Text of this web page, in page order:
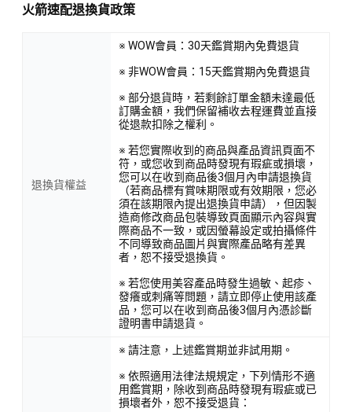
火箭速配退換貨政策
退換貨權益
※ WOW會員：30天鑑賞期內免費退貨
※ 非WOW會員：15天鑑賞期內免費退貨
※ 部分退貨時，若剩餘訂單金額未達最低
訂購金額，我們保留補收去程運費並直接
從退款扣除之權利。
※ 若您實際收到的商品與產品資訊頁面不
符，或您收到商品時發現有瑕疵或損壞，
您可以在收到商品後3個月內申請退換貨
（若商品標有賞味期限或有效期限，您必
須在該期限內提出退換貨申請），但因製
造商修改商品包裝導致頁面顯示內容與實
際商品不一致，或因螢幕設定或拍攝條件
不同導致商品圖片與實際產品略有差異
者，恕不接受退換貨。
※ 若您使用美容產品時發生過敏、起疹、
發癢或刺痛等問題，請立即停止使用該產
品，您可以在收到商品後3個月內憑診斷
證明書申請退貨。
※ 請注意，上述鑑賞期並非試用期。
※ 依照適用法律法規規定，下列情形不適
用鑑賞期，除收到商品時發現有瑕疵或已
損壞者外，恕不接受退貨：